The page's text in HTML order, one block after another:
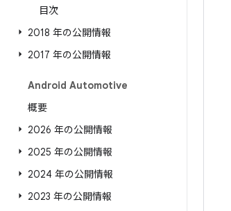
目次
2018 年の公開情報
2017 年の公開情報
Android Automotive
概要
2026 年の公開情報
2025 年の公開情報
2024 年の公開情報
2023 年の公開情報